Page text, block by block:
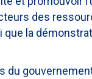
des
la
du